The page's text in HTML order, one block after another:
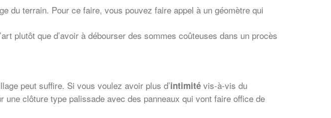
du terrain. Pour ce faire, vous pouvez faire appel à un géomètre qui
plutôt que d’avoir à débourser des sommes coûteuses dans un procès
peut suffire. Si vous voulez avoir plus d’intimité vis-à-vis du
clôture type palissade avec des panneaux qui vont faire office de